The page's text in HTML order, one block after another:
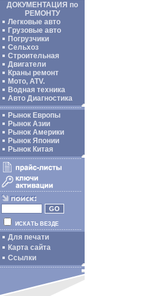
ДОКУМЕНТАЦИЯ по
РЕМОНТУ
Легковые авто
Грузовые авто
Погрузчики
Сельхоз
Строительная
Двигатели
Краны ремонт
Мото, ATV.
Водная техника
Авто Диагностика
Рынок Европы
Рынок Азии
Рынок Америки
Рынок Японии
Рынок Китая
ИСКАТЬ ВЕЗДЕ
Для печати
Карта сайта
Ссылки